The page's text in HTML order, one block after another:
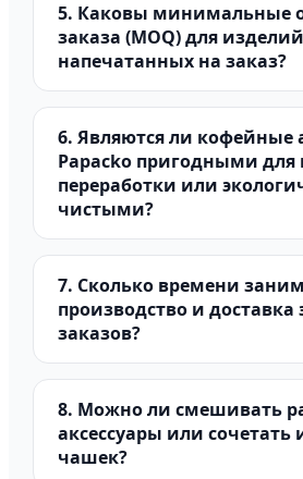
5. Каковы минимальные
заказа (MOQ) для
напечатанных на заказ?
6. Являются ли кофейные
Papacko пригодными для
переработки или
чистыми?
7. Сколько времени
производство и доставка
заказов?
8. Можно ли смешивать
аксессуары или сочетать
чашек?